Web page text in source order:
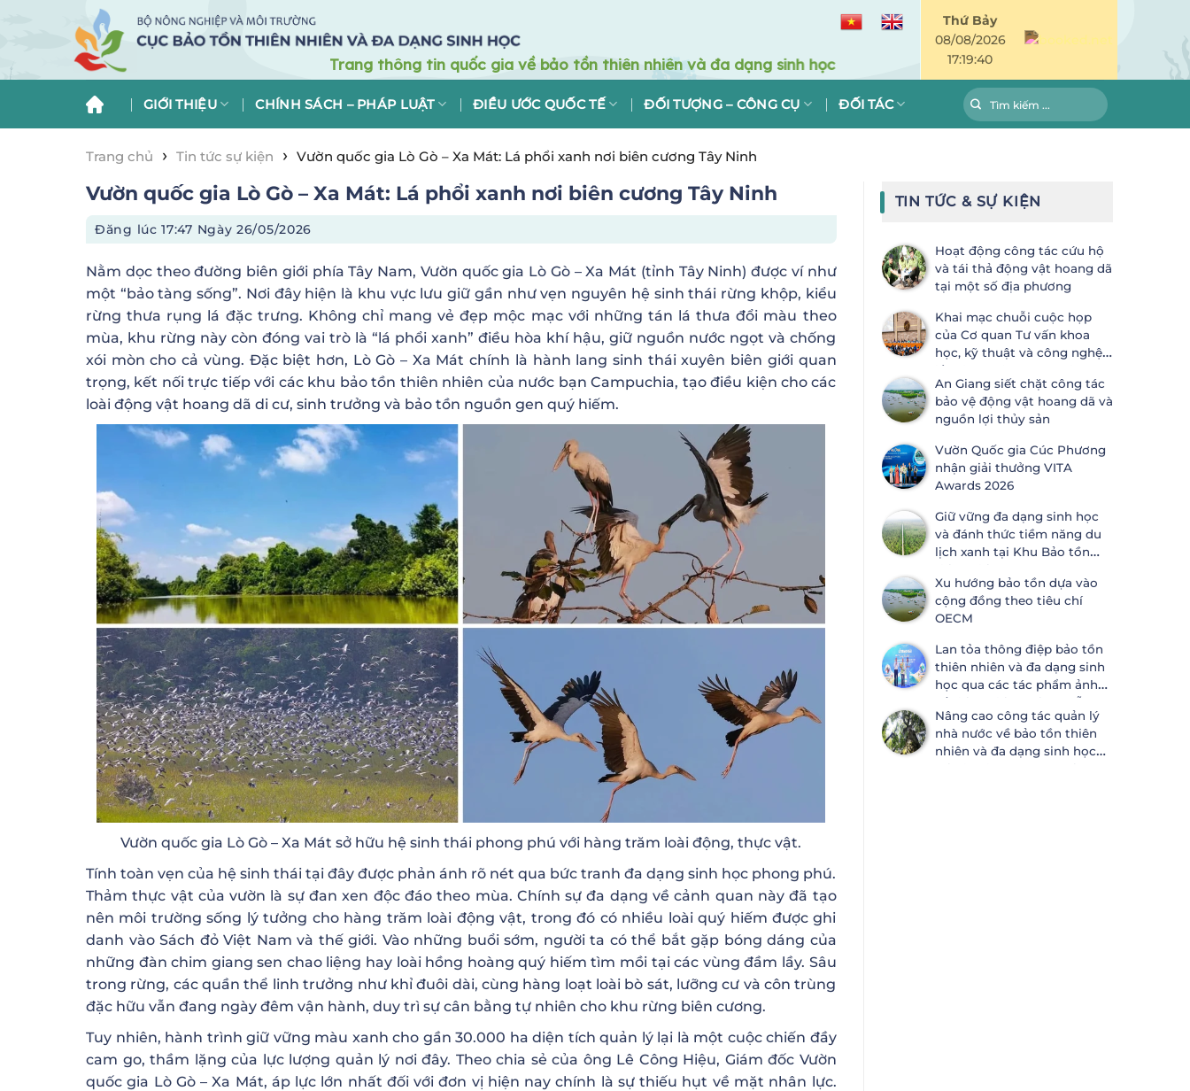
Thứ Bảy
08/08/2026
17:19:41
GIỚI THIỆU CHÍNH SÁCH – PHÁP LUẬT ĐIỀU ƯỚC QUỐC TẾ ĐỐI TƯỢNG – CÔNG CỤ ĐỐI TÁC
Trang chủ › Tin tức sự kiện › Vườn quốc gia Lò Gò – Xa Mát: Lá phổi xanh nơi biên cương Tây Ninh
Vườn quốc gia Lò Gò – Xa Mát: Lá phổi xanh nơi biên cương Tây Ninh
Đăng lúc17:47 Ngày 26/05/2026
Nằm dọc theo đường biên giới phía Tây Nam, Vườn quốc gia Lò Gò – Xa Mát (tỉnh Tây Ninh) được ví như
một “bảo tàng sống”. Nơi đây hiện là khu vực lưu giữ gần như vẹn nguyên hệ sinh thái rừng khộp, kiểu
rừng thưa rụng lá đặc trưng. Không chỉ mang vẻ đẹp mộc mạc với những tán lá thưa đổi màu theo
mùa, khu rừng này còn đóng vai trò là “lá phổi xanh” điều hòa khí hậu, giữ nguồn nước ngọt và chống
xói mòn cho cả vùng. Đặc biệt hơn, Lò Gò – Xa Mát chính là hành lang sinh thái xuyên biên giới quan
trọng, kết nối trực tiếp với các khu bảo tồn thiên nhiên của nước bạn Campuchia, tạo điều kiện cho các
loài động vật hoang dã di cư, sinh trưởng và bảo tồn nguồn gen quý hiếm.
Vườn quốc gia Lò Gò – Xa Mát sở hữu hệ sinh thái phong phú với hàng trăm loài động, thực vật.
Tính toàn vẹn của hệ sinh thái tại đây được phản ánh rõ nét qua bức tranh đa dạng sinh học phong phú.
Thảm thực vật của vườn là sự đan xen độc đáo theo mùa. Chính sự đa dạng về cảnh quan này đã tạo
nên môi trường sống lý tưởng cho hàng trăm loài động vật, trong đó có nhiều loài quý hiếm được ghi
danh vào Sách đỏ Việt Nam và thế giới. Vào những buổi sớm, người ta có thể bắt gặp bóng dáng của
những đàn chim giang sen chao liệng hay loài hồng hoàng quý hiếm tìm mồi tại các vùng đầm lầy. Sâu
trong rừng, các quần thể linh trưởng như khỉ đuôi dài, cùng hàng loạt loài bò sát, lưỡng cư và côn trùng
đặc hữu vẫn đang ngày đêm vận hành, duy trì sự cân bằng tự nhiên cho khu rừng biên cương.
Tuy nhiên, hành trình giữ vững màu xanh cho gần 30.000 ha diện tích quản lý lại là một cuộc chiến đầy
cam go, thầm lặng của lực lượng quản lý nơi đây. Theo chia sẻ của ông Lê Công Hiệu, Giám đốc Vườn
quốc gia Lò Gò – Xa Mát, áp lực lớn nhất đối với đơn vị hiện nay chính là sự thiếu hụt về mặt nhân lực.
TIN TỨC & SỰ KIỆN
Hoạt động công tác cứu hộ
và tái thả động vật hoang dã
tại một số địa phương
Khai mạc chuỗi cuộc họp
của Cơ quan Tư vấn khoa
học, kỹ thuật và công nghệ
lần thứ 28 (SBSTTA-28) và Cơ
quan Thực thi lần thứ 7 (SBI-7) Công
ước Đa dạng sinh học
An Giang siết chặt công tác
bảo vệ động vật hoang dã và
nguồn lợi thủy sản
Vườn Quốc gia Cúc Phương
nhận giải thưởng VITA
Awards 2026
Giữ vững đa dạng sinh học
và đánh thức tiềm năng du
lịch xanh tại Khu Bảo tồn
Hoàng
Xu hướng bảo tồn dựa vào
cộng đồng theo tiêu chí
OECM
Lan tỏa thông điệp bảo tồn
thiên nhiên và đa dạng sinh
học qua các tác phẩm ảnh
về thiên nhiên tại Đà Nẵng
Nâng cao công tác quản lý
nhà nước về bảo tồn thiên
nhiên và đa dạng sinh học